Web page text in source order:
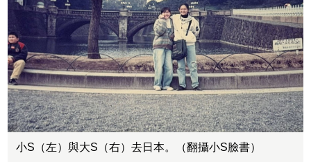
小S（左）與大S（右）去日本。（翻攝小S臉書）